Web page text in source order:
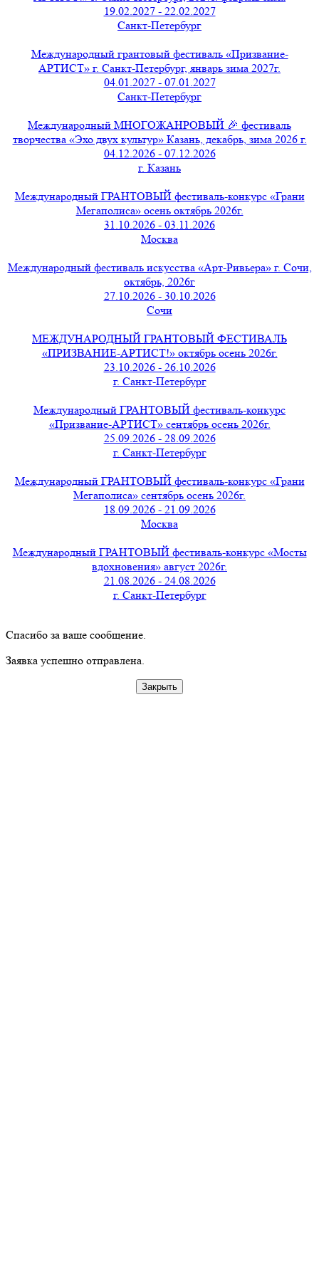
19.02.2027 - 22.02.2027
Санкт-Петербург
Международный грантовый фестиваль «Призвание-
АРТИСТ» г. Санкт-Петербург, январь зима 2027г.
04.01.2027 - 07.01.2027
Санкт-Петербург
Международный МНОГОЖАНРОВЫЙ 🎉 фестиваль
творчества «Эхо двух культур» Казань, декабрь, зима 2026 г.
04.12.2026 - 07.12.2026
г. Казань
Международный ГРАНТОВЫЙ фестиваль-конкурс «Грани
Мегаполиса» осень октябрь 2026г.
31.10.2026 - 03.11.2026
Москва
Международный фестиваль искусства «Арт-Ривьера» г. Сочи,
октябрь, 2026г
27.10.2026 - 30.10.2026
Сочи
МЕЖДУНАРОДНЫЙ ГРАНТОВЫЙ ФЕСТИВАЛЬ
«ПРИЗВАНИЕ-АРТИСТ!» октябрь осень 2026г.
23.10.2026 - 26.10.2026
г. Санкт-Петербург
Международный ГРАНТОВЫЙ фестиваль-конкурс
«Призвание-АРТИСТ» сентябрь осень 2026г.
25.09.2026 - 28.09.2026
г. Санкт-Петербург
Международный ГРАНТОВЫЙ фестиваль-конкурс «Грани
Мегаполиса» сентябрь осень 2026г.
18.09.2026 - 21.09.2026
Москва
Международный ГРАНТОВЫЙ фестиваль-конкурс «Мосты
вдохновения» август 2026г.
21.08.2026 - 24.08.2026
г. Санкт-Петербург
Спасибо за ваше сообщение.
Заявка успешно отправлена.